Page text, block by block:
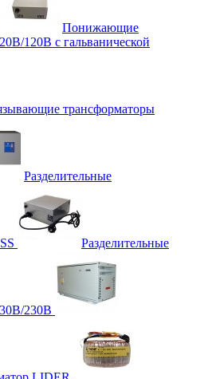
Понижающие
120В с гальванической
трансформаторы
Разделительные
Разделительные
230В